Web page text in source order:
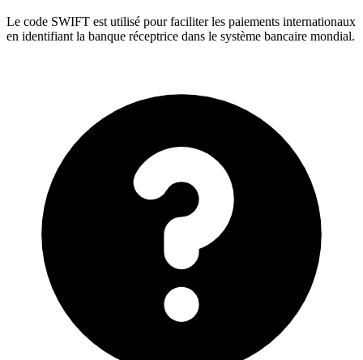
Le code SWIFT est utilisé pour faciliter les paiements internationaux
en identifiant la banque réceptrice dans le système bancaire mondial.